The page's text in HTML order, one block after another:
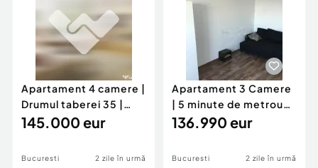
Apartament 4 camere |
Drumul taberei 35 |
Metrou Tudor Vladi
145.000 eur
Bucuresti 2 zile în urmă
Apartament 3 Camere
| 5 minute de metrou
P-ța sudului | Rem
136.990 eur
Bucuresti 2 zile în urmă